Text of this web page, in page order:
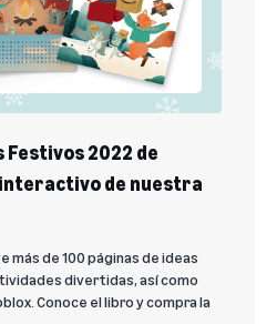
Festivos 2022 de
interactivo de nuestra
más de 100 páginas de ideas
divertidas, así como
Conoce el libro y compra la